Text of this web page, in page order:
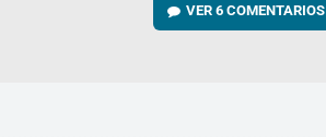
VER6 COMENTARIOS